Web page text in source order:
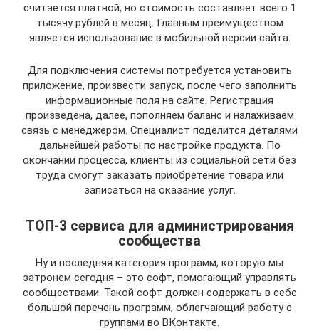
считается платной, но стоимость составляет всего 1
тысячу рублей в месяц. Главным преимуществом
является использование в мобильной версии сайта.
Для подключения системы потребуется установить
приложение, произвести запуск, после чего заполнить
информационные поля на сайте. Регистрация
произведена, далее, пополняем баланс и налаживаем
связь с менеджером. Специалист поделится деталями
дальнейшей работы по настройке продукта. По
окончании процесса, клиенты из социальной сети без
труда смогут заказать приобретение товара или
записаться на оказание услуг.
ТОП-3 сервиса для администрирования
сообщества
Ну и последняя категория программ, которую мы
затронем сегодня – это софт, помогающий управлять
сообществами. Такой софт должен содержать в себе
большой перечень программ, облегчающий работу с
группами во ВКонтакте.